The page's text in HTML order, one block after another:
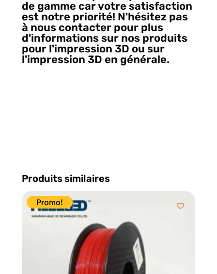
de gamme car votre satisfaction
est notre priorité! N'hésitez pas
à nous contacter pour plus
d'informations sur nos produits
pour l'impression 3D ou sur
l'impression 3D en générale.
Produits similaires
Promo!